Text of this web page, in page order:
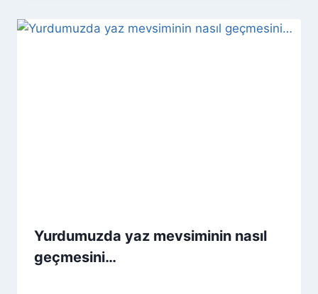
Yurdumuzda yaz mevsiminin nasıl
geçmesini…